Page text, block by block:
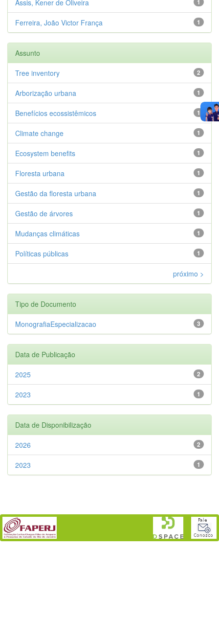
1
Assis, Kener de Oliveira
1
Ferreira, João Victor França
Assunto
2
Tree inventory
1
Arborização urbana
1
Benefícios ecossistêmicos
1
Climate change
1
Ecosystem benefits
1
Floresta urbana
1
Gestão da floresta urbana
1
Gestão de árvores
1
Mudanças climáticas
1
Políticas públicas
próximo >
Tipo de Documento
3
MonografiaEspecializacao
Data de Publicação
2
2025
1
2023
Data de Disponibilização
2
2026
1
2023